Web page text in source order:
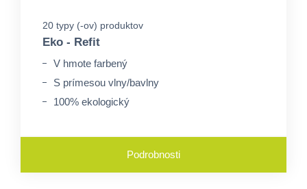
20 typy (-ov) produktov
Eko - Refit
V hmote farbený
S prímesou vlny/bavlny
100% ekologický
Podrobnosti